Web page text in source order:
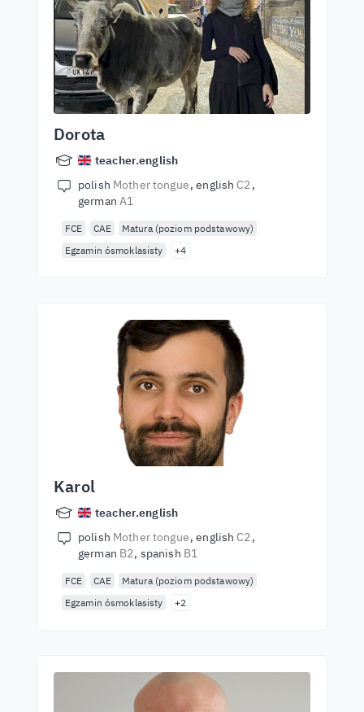
Dorota
teacher.english
polish Mother tongue english C2
german A1
FCE CAE
Matura (poziom podstawowy)
Egzamin ósmoklasisty
+4
Karol
teacher.english
polish Mother tongue english C2
german B2 spanish B1
FCE CAE
Matura (poziom podstawowy)
Egzamin ósmoklasisty
+2